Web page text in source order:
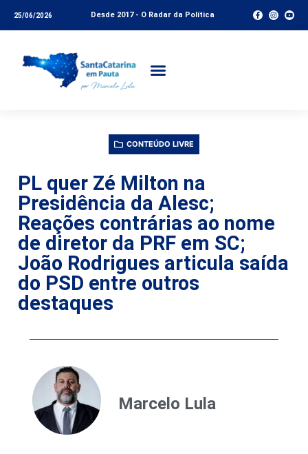
25/06/2026 Desde 2017 - O Radar da Política
CONTEÚDO LIVRE
PL quer Zé Milton na
Presidência da Alesc;
Reações contrárias ao nome
de diretor da PRF em SC;
João Rodrigues articula saída
do PSD entre outros
destaques
Marcelo Lula